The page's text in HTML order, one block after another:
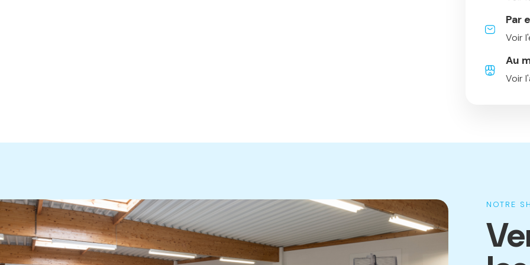
Par
Voir
Au
Voir
NOTRE